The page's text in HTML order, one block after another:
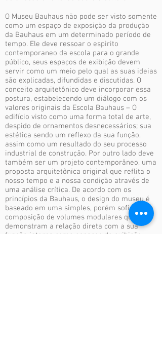
O Museu Bauhaus não pode ser visto somente
como um espaço de exposição da produção
da Bauhaus em um determinado período de
tempo. Ele deve ressoar o espirito
contemporaneo da escola para o grande
público, seus espaços de exibição devem
servir como um meio pelo qual as suas ideias
são explicadas, difundidas e discutidas. O
conceito arquitetônico deve incorporar essa
postura, estabelecendo um diálogo com os
valores originais da Escola Bauhaus – O
edifício visto como uma forma total de arte,
despido de ornamentos desnecessários; sua
estética sendo um reflexo da sua função,
assim como um resultado do seu processo
industrial de construção. Por outro lado deve
também ser um projeto contemporâneo, uma
proposta arquitetônica original que reflita o
nosso tempo e a nossa condição através de
uma análise crítica. De acordo com os
princípios da Bauhaus, o design do museu é
baseado em uma simples, porém sofisticada
composição de volumes modulares que
demonstram a relação direta com a sua
função interna como espaços de exibição.